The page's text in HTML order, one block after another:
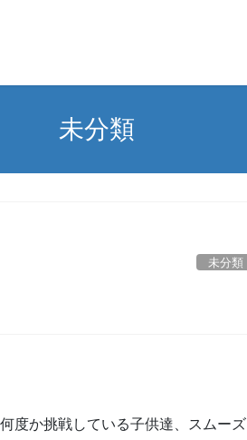
未分類
未分類
度か挑戦している子供達、スムーズ